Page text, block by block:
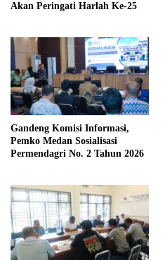
Akan Peringati Harlah Ke-25
Gandeng Komisi Informasi,
Pemko Medan Sosialisasi
Permendagri No. 2 Tahun 2026